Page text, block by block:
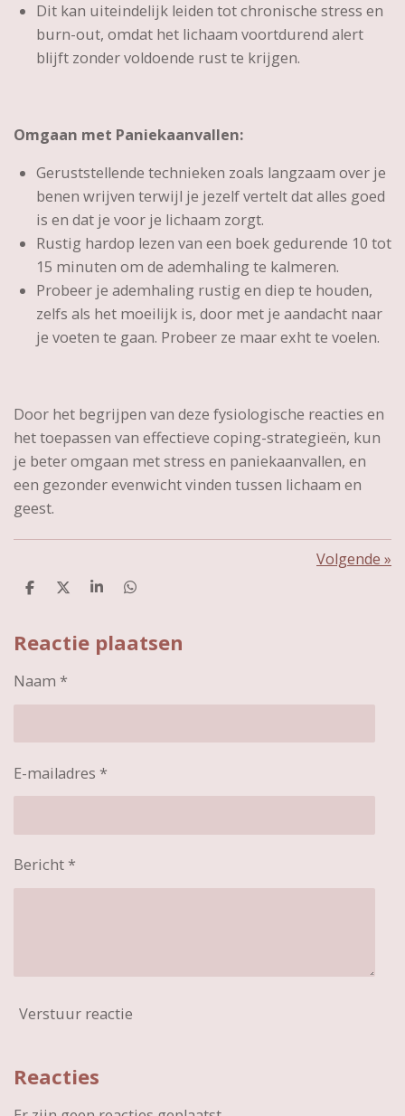
Dit kan uiteindelijk leiden tot chronische stress en
burn-out, omdat het lichaam voortdurend alert
blijft zonder voldoende rust te krijgen.
Omgaan met Paniekaanvallen:
Geruststellende technieken zoals langzaam over je
benen wrijven terwijl je jezelf vertelt dat alles goed
is en dat je voor je lichaam zorgt.
Rustig hardop lezen van een boek gedurende 10 tot
15 minuten om de ademhaling te kalmeren.
Probeer je ademhaling rustig en diep te houden,
zelfs als het moeilijk is, door met je aandacht naar
je voeten te gaan. Probeer ze maar exht te voelen.
Door het begrijpen van deze fysiologische reacties en
het toepassen van effectieve coping-strategieën, kun
je beter omgaan met stress en paniekaanvallen, en
een gezonder evenwicht vinden tussen lichaam en
geest.
Volgende »
D
e
n
D
l
S
r
e
D
e
n
Reactie plaatsen
Naam *
E-mailadres *
Bericht *
Verstuur reactie
Reacties